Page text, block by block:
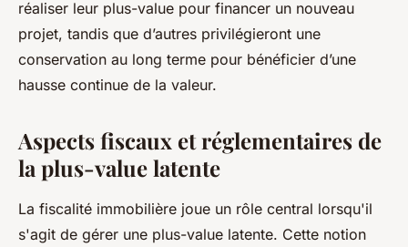
réaliser leur plus-value pour financer un nouveau
projet, tandis que d’autres privilégieront une
conservation au long terme pour bénéficier d’une
hausse continue de la valeur.
Aspects fiscaux et réglementaires de
la plus-value latente
La fiscalité immobilière joue un rôle central lorsqu'il
s'agit de gérer une plus-value latente. Cette notion